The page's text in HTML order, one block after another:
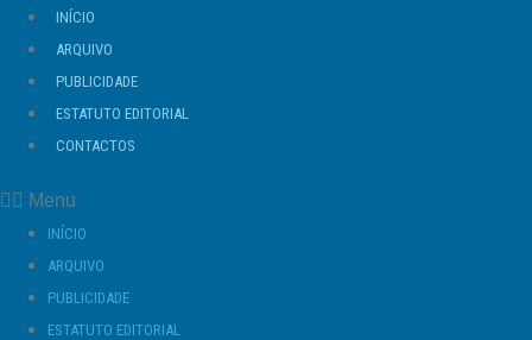
para
conteúdo
INÍCIO
ARQUIVO
PUBLICIDADE
ESTATUTO EDITORIAL
CONTACTOS
Menu
INÍCIO
ARQUIVO
PUBLICIDADE
ESTATUTO EDITORIAL